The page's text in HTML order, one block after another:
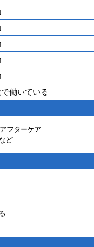
働いている
フターケア
ど